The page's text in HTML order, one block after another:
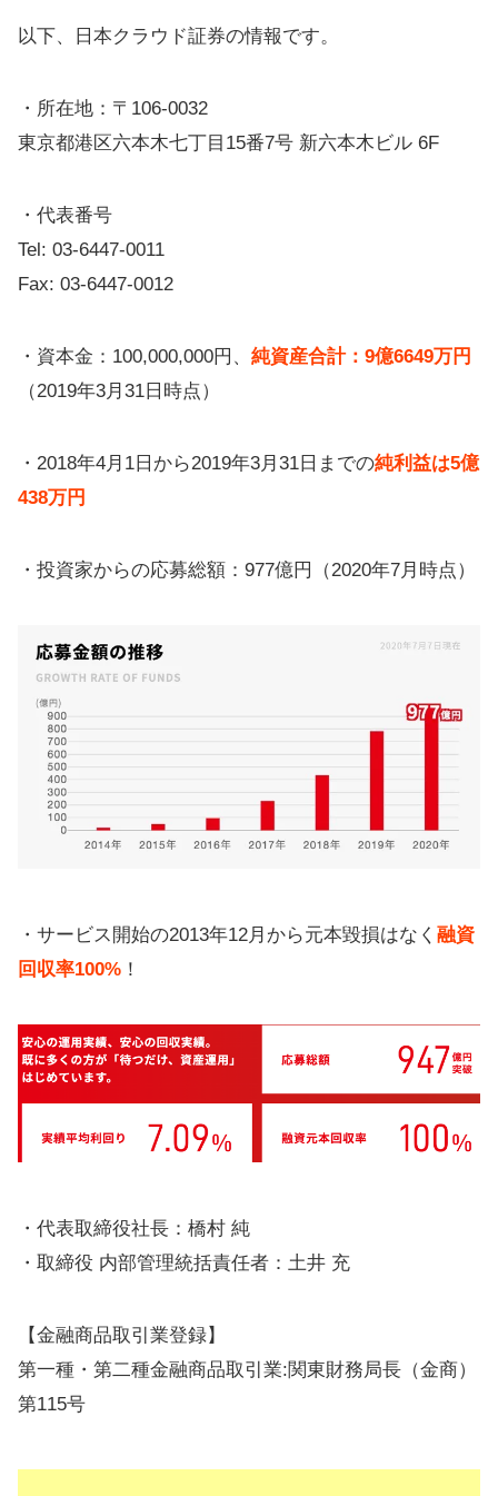
以下、日本クラウド証券の情報です。
・所在地：〒106-0032
東京都港区六本木七丁目15番7号 新六本木ビル 6F
・代表番号
Tel: 03-6447-0011
Fax: 03-6447-0012
・資本金：100,000,000円、 純資産合計：9億6649万円
（2019年3月31日時点）
・2018年4月1日から2019年3月31日までの純利益は5億
438万円
・投資家からの応募総額：977億円（2020年7月時点）
・サービス開始の2013年12月から元本毀損はなく 融資
回収率100% ！
・代表取締役社長：橋村 純
・取締役 内部管理統括責任者：土井 充
【金融商品取引業登録】
第一種・第二種金融商品取引業:関東財務局長（金商）
第115号